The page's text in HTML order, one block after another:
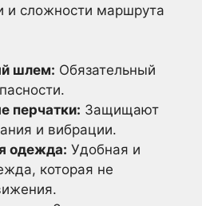
и сложности маршрута
шлем: Обязательный
перчатки: Защищают
и вибрации.
одежда: Удобная и
которая не